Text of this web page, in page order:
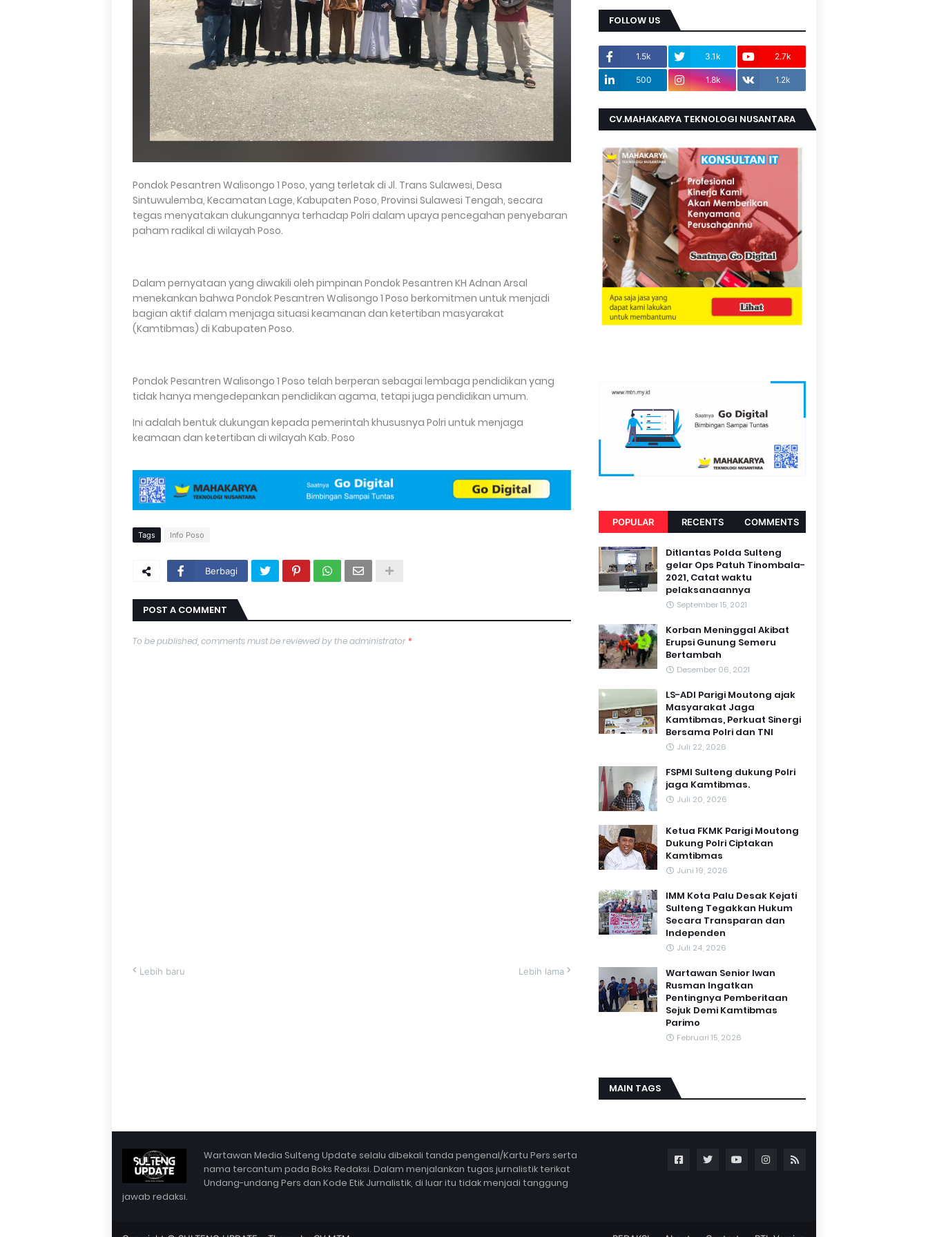
Pondok Pesantren Walisongo 1 Poso, yang terletak di Jl. Trans Sulawesi, Desa
Sintuwulemba, Kecamatan Lage, Kabupaten Poso, Provinsi Sulawesi Tengah, secara
tegas menyatakan dukungannya terhadap Polri dalam upaya pencegahan penyebaran
paham radikal di wilayah Poso.
Dalam pernyataan yang diwakili oleh pimpinan Pondok Pesantren KH Adnan Arsal
menekankan bahwa Pondok Pesantren Walisongo 1 Poso berkomitmen untuk menjadi
bagian aktif dalam menjaga situasi keamanan dan ketertiban masyarakat
(Kamtibmas) di Kabupaten Poso.
Pondok Pesantren Walisongo 1 Poso telah berperan sebagai lembaga pendidikan yang
tidak hanya mengedepankan pendidikan agama, tetapi juga pendidikan umum.
Ini adalah bentuk dukungan kepada pemerintah khususnya Polri untuk menjaga
keamaan dan ketertiban di wilayah Kab. Poso
Tags Info Poso
Berbagi
POST A COMMENT
To be published, comments must be reviewed by the administrator*
Lebih baru Lebih lama
FOLLOW US
1.5k 3.1k 2.7k
500 1.8k 1.2k
CV.MAHAKARYA TEKNOLOGI NUSANTARA
POPULAR RECENTS COMMENTS
Ditlantas Polda Sulteng
gelar Ops Patuh Tinombala-
2021, Catat waktu
pelaksanaannya
September 15, 2021
Korban Meninggal Akibat
Erupsi Gunung Semeru
Bertambah
Desember 06, 2021
LS-ADI Parigi Moutong ajak
Masyarakat Jaga
Kamtibmas, Perkuat Sinergi
Bersama Polri dan TNI
Juli 22, 2026
FSPMI Sulteng dukung Polri
jaga Kamtibmas.
Juli 20, 2026
Ketua FKMK Parigi Moutong
Dukung Polri Ciptakan
Kamtibmas
Juni 19, 2026
IMM Kota Palu Desak Kejati
Sulteng Tegakkan Hukum
Secara Transparan dan
Independen
Juli 24, 2026
Wartawan Senior Iwan
Rusman Ingatkan
Pentingnya Pemberitaan
Sejuk Demi Kamtibmas
Parimo
Februari 15, 2026
MAIN TAGS
Wartawan Media Sulteng Update selalu dibekali tanda pengenal/Kartu Pers serta
nama tercantum pada Boks Redaksi. Dalam menjalankan tugas jurnalistik terikat
Undang-undang Pers dan Kode Etik Jurnalistik, di luar itu tidak menjadi tanggung
jawab redaksi.